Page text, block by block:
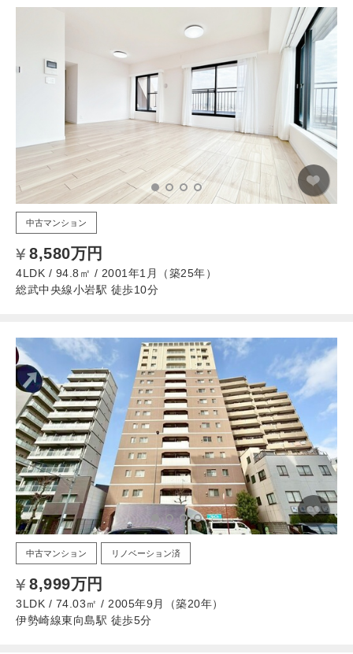
中古マンション
8,580万円
4LDK / 94.8㎡ / 2001年1月（築25年）
総武中央線小岩駅 徒歩10分
中古マンション リノベーション済
8,999万円
3LDK / 74.03㎡ / 2005年9月（築20年）
伊勢崎線東向島駅 徒歩5分